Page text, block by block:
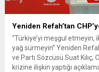
Yeniden Refah’tan
“Türkiye’yi meşgul
yağ sürmeyin” Yeniden
ve Parti Sözcüsü Suat Kılıç,
krizine ilişkin yaptığı